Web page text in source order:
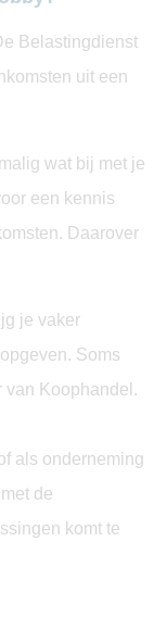
Belastingdienst
uit een
wat bij met je
een kennis
Daarover
je vaker
Soms
van Koophandel.
als onderneming
de
komt te